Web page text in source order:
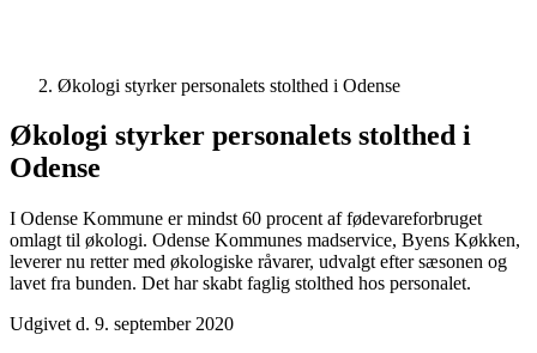
Økologi styrker personalets stolthed i Odense
Økologi styrker personalets stolthed i
Odense
I Odense Kommune er mindst 60 procent af fødevareforbruget
omlagt til økologi. Odense Kommunes madservice, Byens Køkken,
leverer nu retter med økologiske råvarer, udvalgt efter sæsonen og
lavet fra bunden. Det har skabt faglig stolthed hos personalet.
Udgivet d. 9. september 2020